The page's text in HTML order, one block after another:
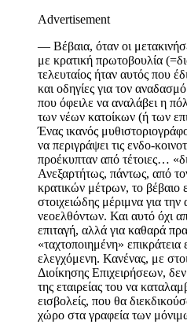
Advertisement
— Βέβαια, όταν οι
με κρατική πρωτοβουλία
τελευταίος ήταν αυτός που
και οδηγίες για τον
που όφειλε να αναλάβει η
των νέων κατοίκων (ή των
Ένας ικανός
να περιγράψει τις ενδο-
προέκυπταν από τέτοιες…
Ανεξαρτήτως, πάντως, από
κρατικών μέτρων, το βέβαιο
στοιχειώδης μέριμνα για
νεοελθόντων. Και αυτό όχι
επιταγή, αλλά για καθαρά
«ταχτοποιημένη» επικράτεια
ελεγχόμενη. Κανένας, με
Διοίκησης Επιχειρήσεων,
της εταιρείας του να
εισβολείς, που θα
χώρο στα γραφεία των